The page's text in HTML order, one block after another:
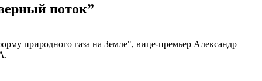
поток”
природного газа на Земле", вице-премьер Александр